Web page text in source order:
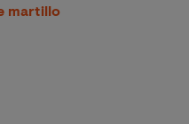
martillo